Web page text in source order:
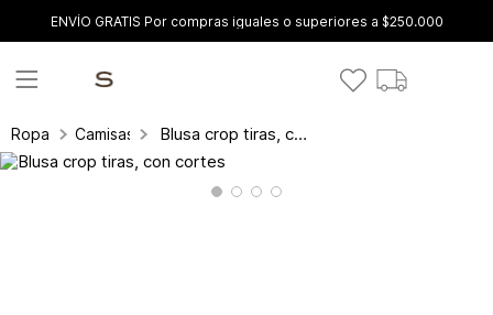
ENVÍO GRATIS Por compras iguales o superiores a $250.000
Ropa Camisas y blusas Blusa crop tiras, con cortes